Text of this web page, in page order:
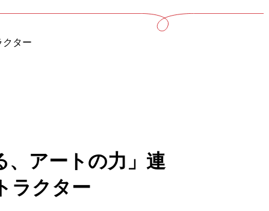
クター
、アートの力」連
ラクター